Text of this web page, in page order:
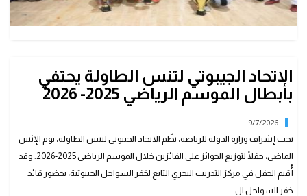
الاتحاد الجيبوتي لتنس الطاولة يحتفي
بأبطال الموسم الرياضي 2025- 2026
9/7/2026
تحت إشراف وزارة الدولة للرياضة، نظّم الاتحاد الجيبوتي لتنس الطاولة، يوم الإثنين
الماضي، حفلًا لتوزيع الجوائز على الفائزين خلال الموسم الرياضي 2025-2026. وقد
أُقيم الحفل في مركز التدريب البحري التابع لخفر السواحل الجيبوتية، بحضور قائد
خفر السواحل ال...